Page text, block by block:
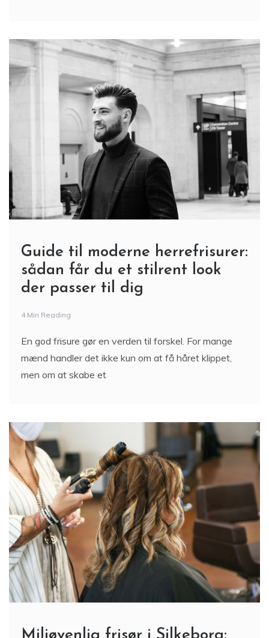
Guide til moderne herrefrisurer:
sådan får du et stilrent look
der passer til dig
4 Min Reading
En god frisure gør en verden til forskel. For mange
mænd handler det ikke kun om at få håret klippet,
men om at skabe et